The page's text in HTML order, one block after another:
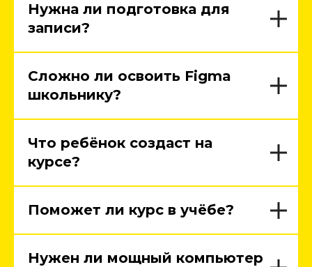
Нужна ли подготовка для
записи?
Сложно ли освоить Figma
школьнику?
Что ребёнок создаст на
курсе?
Поможет ли курс в учёбе?
Нужен ли мощный компьютер